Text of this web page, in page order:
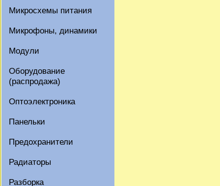
Микросхемы питания
Микрофоны, динамики
Модули
Оборудование
(распродажа)
Оптоэлектроника
Панельки
Предохранители
Радиаторы
Разборка